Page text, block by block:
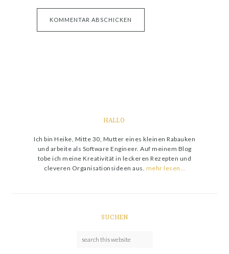
HALLO
Ich bin Heike, Mitte 30, Mutter eines kleinen Rabauken
und arbeite als Software Engineer. Auf meinem Blog
tobe ich meine Kreativität in leckeren Rezepten und
cleveren Organisationsideen aus. mehr lesen…
SUCHEN